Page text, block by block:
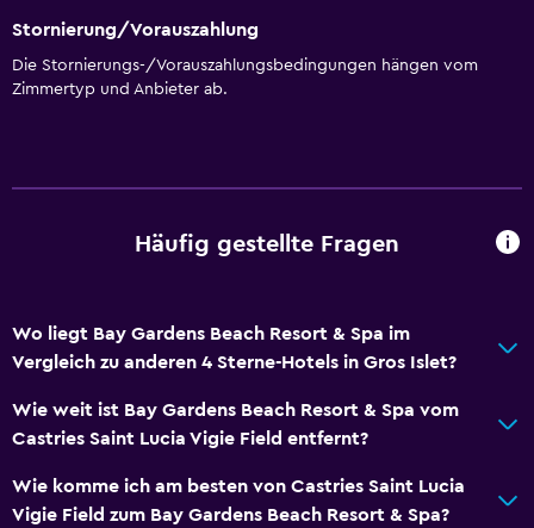
Stornierung/Vorauszahlung
Die Stornierungs-/Vorauszahlungsbedingungen hängen vom
Zimmertyp und Anbieter ab.
Häufig gestellte Fragen
Wo liegt Bay Gardens Beach Resort & Spa im
Vergleich zu anderen 4 Sterne-Hotels in Gros Islet?
Wie weit ist Bay Gardens Beach Resort & Spa vom
Castries Saint Lucia Vigie Field entfernt?
Wie komme ich am besten von Castries Saint Lucia
Vigie Field zum Bay Gardens Beach Resort & Spa?